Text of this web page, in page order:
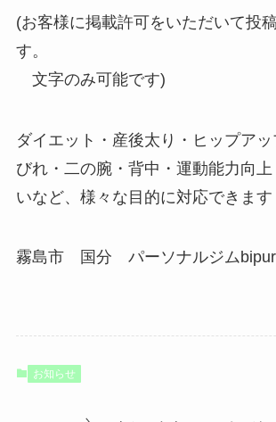
(お客様に掲載許可をいただいて投
す。
文字のみ可能です)
ダイエット・産後太り・ヒップアッ
びれ・二の腕・背中・運動能力向
いなど、様々な目的に対応できます
霧島市 国分 パーソナルジム
お知らせ